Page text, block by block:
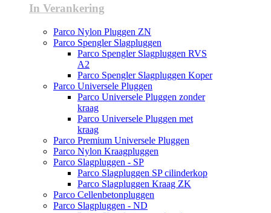
In Verankering
Parco Nylon Pluggen ZN
Parco Spengler Slagpluggen
Parco Spengler Slagpluggen RVS
A2
Parco Spengler Slagpluggen Koper
Parco Universele Pluggen
Parco Universele Pluggen zonder
kraag
Parco Universele Pluggen met
kraag
Parco Premium Universele Pluggen
Parco Nylon Kraagpluggen
Parco Slagpluggen - SP
Parco Slagpluggen SP cilinderkop
Parco Slagpluggen Kraag ZK
Parco Cellenbetonpluggen
Parco Slagpluggen - ND